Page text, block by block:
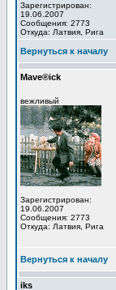
Зарегистрирован:
19.06.2007
Сообщения: 2773
Откуда: Латвия, Рига
Вернуться к началу
Mave®ick
вежливый
Зарегистрирован:
19.06.2007
Сообщения: 2773
Откуда: Латвия, Рига
Вернуться к началу
iks